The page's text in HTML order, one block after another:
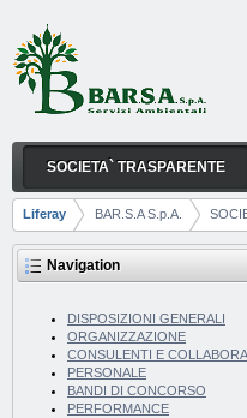
Skip to Content
ALTRI CONTENUTI
Navigation
SOCIETA` TRASPARENTE
Breadcrumbs
Liferay BAR.S.A S.p.A.
Navigation
DISPOSIZIONI GENERALI
ORGANIZZAZIONE
CONSULENTI E
PERSONALE
BANDI DI CONCORSO
PERFORMANCE